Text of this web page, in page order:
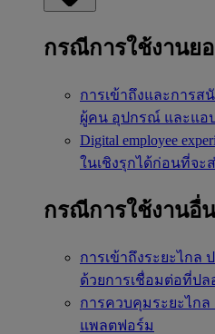
กรณีการใช้งานย
การเข้าถึงและการส
ผู้คน อุปกรณ์ และแอ
Digital employee
ในเชิงรุกได้ก่อนที่จ
กรณีการใช้งานอื่
การเข้าถึงระยะไกล
ด้วยการเชื่อมต่อที่ปล
การควบคุมระยะไกล
แพลตฟอร์ม